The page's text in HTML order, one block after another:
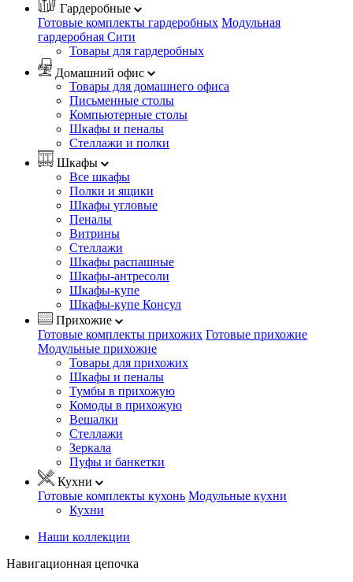
Гардеробные
Готовые комплекты гардеробных Модульная
гардеробная Сити
Товары для гардеробных
Домашний офис
Товары для домашнего офиса
Письменные столы
Компьютерные столы
Шкафы и пеналы
Стеллажи и полки
Шкафы
Все шкафы
Полки и ящики
Шкафы угловые
Пеналы
Витрины
Стеллажи
Шкафы распашные
Шкафы-антресоли
Шкафы-купе
Шкафы-купе Консул
Прихожие
Готовые комплекты прихожих Готовые прихожие
Модульные прихожие
Товары для прихожих
Шкафы и пеналы
Тумбы в прихожую
Комоды в прихожую
Вешалки
Стеллажи
Зеркала
Пуфы и банкетки
Кухни
Готовые комплекты кухонь Модульные кухни
Кухни
Наши коллекции
Навигационная цепочка